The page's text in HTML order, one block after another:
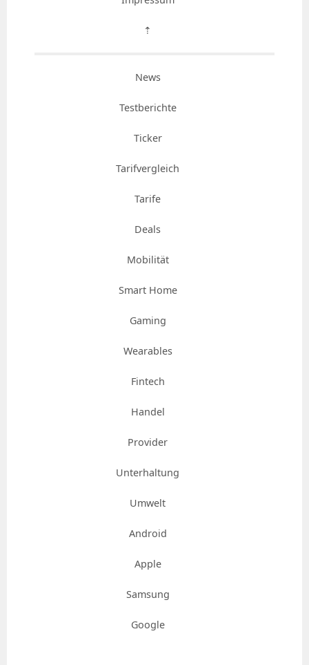
⇡
News
Testberichte
Ticker
Tarifvergleich
Tarife
Deals
Mobilität
Smart Home
Gaming
Wearables
Fintech
Handel
Provider
Unterhaltung
Umwelt
Android
Apple
Samsung
Google